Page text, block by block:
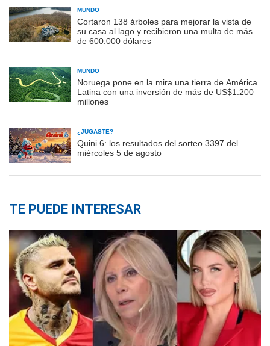
MUNDO
Cortaron 138 árboles para mejorar la vista de
su casa al lago y recibieron una multa de más
de 600.000 dólares
MUNDO
Noruega pone en la mira una tierra de América
Latina con una inversión de más de US$1.200
millones
¿JUGASTE?
Quini 6: los resultados del sorteo 3397 del
miércoles 5 de agosto
TE PUEDE INTERESAR